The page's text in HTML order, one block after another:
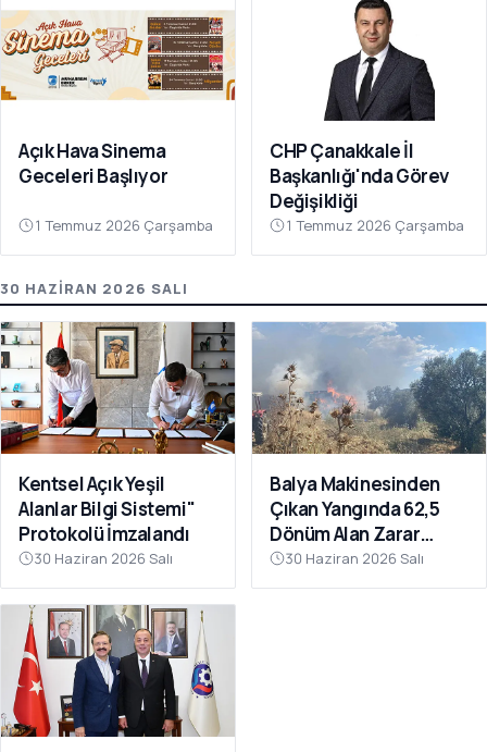
Açık Hava Sinema
Geceleri Başlıyor
1 Temmuz 2026 Çarşamba
CHP Çanakkale İl
Başkanlığı'nda Görev
Değişikliği
1 Temmuz 2026 Çarşamba
30 HAZIRAN 2026 SALI
Kentsel Açık Yeşil
Alanlar Bilgi Sistemi"
Protokolü İmzalandı
30 Haziran 2026 Salı
Balya Makinesinden
Çıkan Yangında 62,5
Dönüm Alan Zarar
Gördü
30 Haziran 2026 Salı